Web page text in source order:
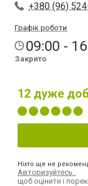
+380 (96)
Графік роботи
09:00 -
Закрито
12 дуже
Ніхто ще не
Авторизуйтесь
щоб оцінити і